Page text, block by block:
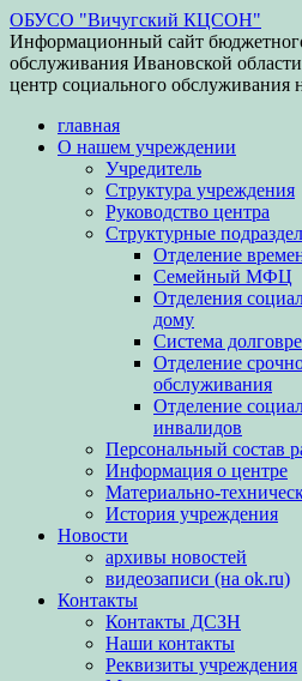
ОБУСО "Вичугский КЦСОН"
Информационный сайт
обслуживания Ивановской
центр социального обслуживания
главная
О нашем учреждении
Учредитель
Структура учреждения
Руководство центра
Структурные
Отделение
Семейный МФЦ
Отделения
дому
Система
Отделение
обслуживания
Отделение
инвалидов
Персональный состав
Информация о центре
Материально-
История учреждения
Новости
архивы новостей
видеозаписи (на ok.ru)
Контакты
Контакты ДСЗН
Наши контакты
Реквизиты учреждения